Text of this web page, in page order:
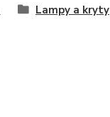
Lampy a kryty